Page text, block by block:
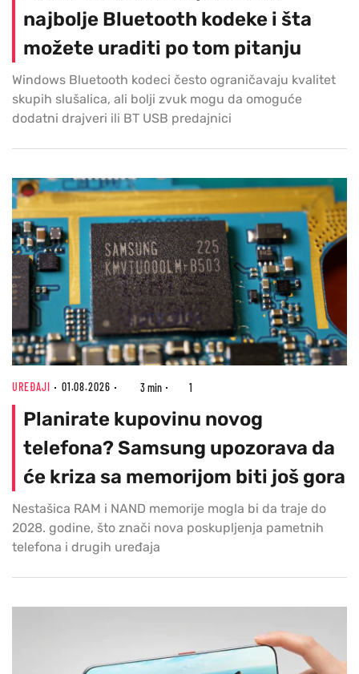
najbolje Bluetooth kodeke i šta
možete uraditi po tom pitanju
Windows Bluetooth kodeci često ograničavaju kvalitet
skupih slušalica, ali bolji zvuk mogu da omoguće
dodatni drajveri ili BT USB predajnici
UREĐAJI 01.08.2026 3 min 1
Planirate kupovinu novog
telefona? Samsung upozorava da
će kriza sa memorijom biti još gora
Nestašica RAM i NAND memorije mogla bi da traje do
2028. godine, što znači nova poskupljenja pametnih
telefona i drugih uređaja